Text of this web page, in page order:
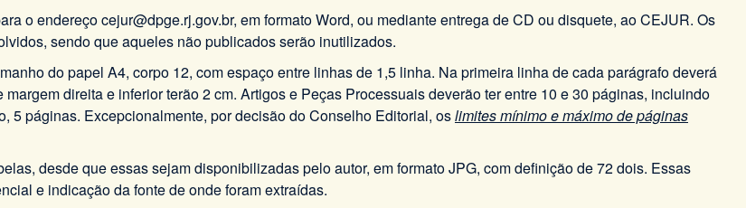
o endereço cejur@dpge.rj.gov.br, em formato Word, ou mediante entrega de CD ou disquete, ao CEJUR. Os
sendo que aqueles não publicados serão inutilizados.
do papel A4, corpo 12, com espaço entre linhas de 1,5 linha. Na primeira linha de cada parágrafo deverá
direita e inferior terão 2 cm. Artigos e Peças Processuais deverão ter entre 10 e 30 páginas, incluindo
5 páginas. Excepcionalmente, por decisão do Conselho Editorial, oslimites mínimo e máximo de páginas
desde que essas sejam disponibilizadas pelo autor, em formato JPG, com definição de 72 dois. Essas
e indicação da fonte de onde foram extraídas.